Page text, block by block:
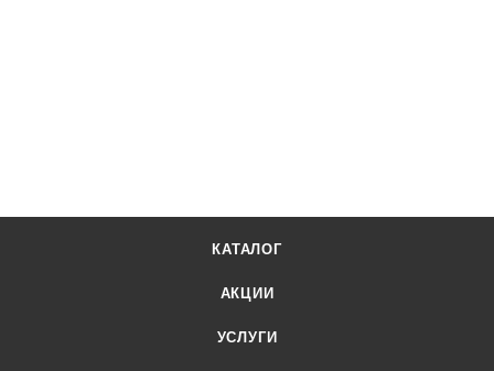
КАТАЛОГ
АКЦИИ
УСЛУГИ